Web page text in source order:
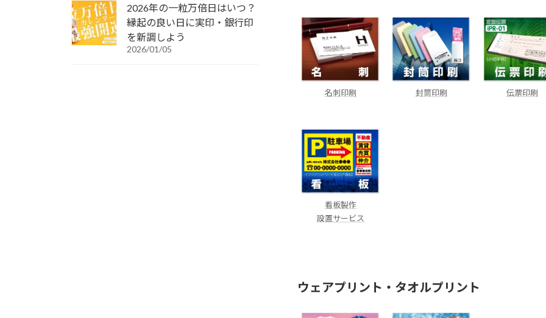
名刺印刷 封筒印刷 伝票印刷
看板製作
設置サービス
ウェアプリント・タオルプリント
2026年の一粒万倍日はいつ？
縁起の良い日に実印・銀行印
を新調しよう
2026/01/05